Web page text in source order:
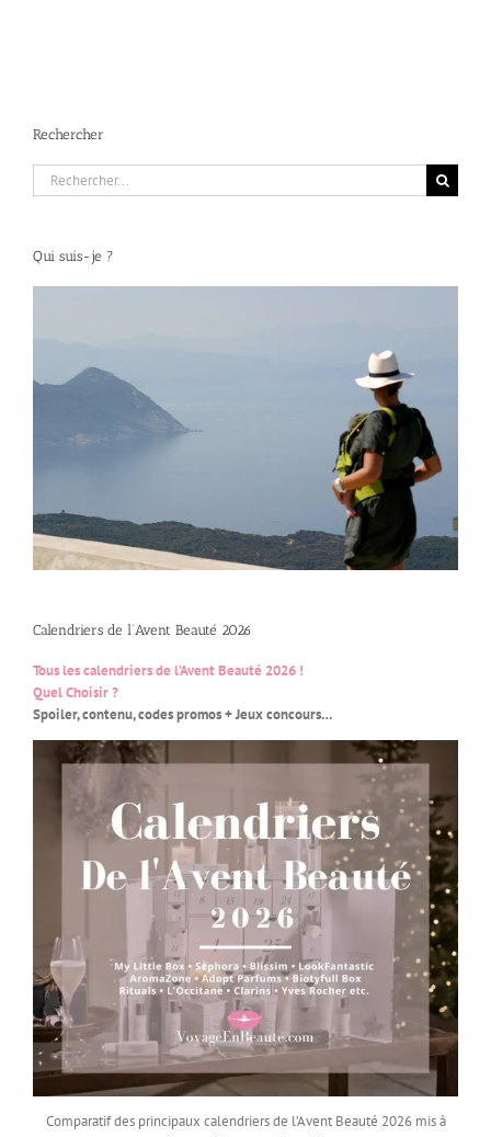
Rechercher
Rechercher:
Qui suis-je ?
Calendriers de l’Avent Beauté 2026
Tous les calendriers de l’Avent Beauté 2026 !
Quel Choisir ?
Spoiler, contenu, codes promos + Jeux concours…
Comparatif des principaux calendriers de l’Avent Beauté 2026 mis à